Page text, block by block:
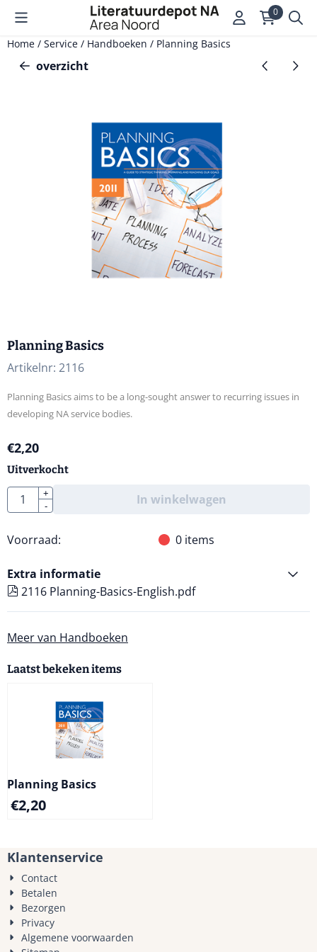
Cookievoorkeuren zijn momenteel gesloten. 0
Home / Service / Handboeken / Planning Basics
overzicht
Planning Basics
Artikelnr: 2116
Planning Basics aims to be a long-sought answer to recurring issues in
developing NA service bodies.
€2,20
Uitverkocht
Aantal
+
-
In winkelwagen
Voorraad: 0 items
Extra informatie
2116 Planning-Basics-English.pdf
Meer van Handboeken
Laatst bekeken items
Planning Basics
€2,20
Klantenservice
Contact
Betalen
Bezorgen
Privacy
Algemene voorwaarden